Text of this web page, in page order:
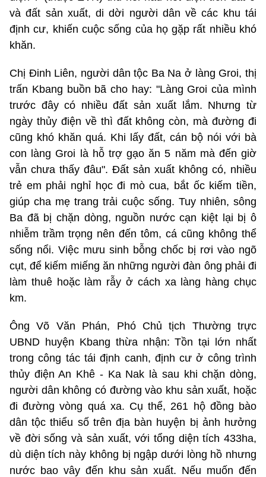
và đất sản xuất, di dời người dân về các khu tái
định cư, khiến cuộc sống của họ gặp rất nhiều khó
khăn.
Chị Đinh Liên, người dân tộc Ba Na ở làng Groi, thị
trấn Kbang buồn bã cho hay: "Làng Groi của mình
trước đây có nhiều đất sản xuất lắm. Nhưng từ
ngày thủy điện về thì đất không còn, mà đường đi
cũng khó khăn quá. Khi lấy đất, cán bộ nói với bà
con làng Groi là hỗ trợ gạo ăn 5 năm mà đến giờ
vẫn chưa thấy đâu". Đất sản xuất không có, nhiều
trẻ em phải nghỉ học đi mò cua, bắt ốc kiếm tiền,
giúp cha mẹ trang trải cuộc sống. Tuy nhiên, sông
Ba đã bị chặn dòng, nguồn nước cạn kiệt lại bị ô
nhiễm trầm trọng nên đến tôm, cá cũng không thể
sống nổi. Việc mưu sinh bỗng chốc bị rơi vào ngõ
cụt, để kiếm miếng ăn những người đàn ông phải đi
làm thuê hoặc làm rẫy ở cách xa làng hàng chục
km.
Ông Võ Văn Phán, Phó Chủ tịch Thường trực
UBND huyện Kbang thừa nhận: Tồn tại lớn nhất
trong công tác tái định canh, định cư ở công trình
thủy điện An Khê - Ka Nak là sau khi chặn dòng,
người dân không có đường vào khu sản xuất, hoặc
đi đường vòng quá xa. Cụ thể, 261 hộ đồng bào
dân tộc thiểu số trên địa bàn huyện bị ảnh hưởng
về đời sống và sản xuất, với tổng diện tích 433ha,
dù diện tích này không bị ngập dưới lòng hồ nhưng
nước bao vây đến khu sản xuất. Nếu muốn đến